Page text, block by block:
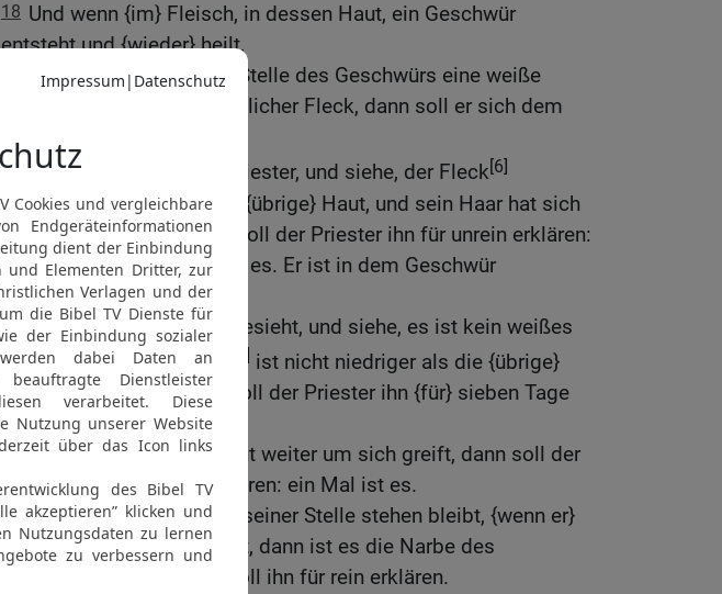
18 Und wenn {im} Fleisch, in dessen Haut, ein Geschwür
entsteht und {wieder} heilt,
und es entsteht an der Stelle des Geschwürs eine weiße
Erhöhung oder ein weiß-rötlicher Fleck, dann soll er sich dem
Priester zeigen.
20 Und besieht {ihn} der Priester, und siehe, der Fleck[6]
erscheint niedriger als die {übrige} Haut, und sein Haar hat sich
in Weiß verwandelt, dann soll der Priester ihn für unrein erklären:
das Mal des Aussatzes ist es. Er ist in dem Geschwür
ausgebrochen.
21 Wenn der Priester ihn besieht, und siehe, es ist kein weißes
Haar darin, und der Fleck
ist nicht niedriger als die {übrige}
Haut und ist blass, dann soll der Priester ihn {für} sieben Tage
einschließen.
22 Wenn er aber in der Haut weiter um sich greift, dann soll der
Priester ihn für unrein erklären: ein Mal ist es.
23 Und wenn der Fleck an seiner Stelle stehen bleibt, {wenn er}
nicht um sich gegriffen hat, dann ist es die Narbe des
Geschwürs. Der Priester soll ihn für rein erklären.